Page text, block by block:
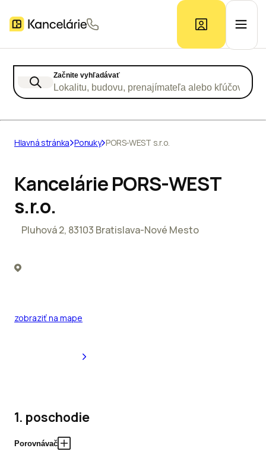
Prieskum trhu
Začnite vyhľadávať
Lokalitu, budovu, prenajímateľa alebo kľúčové
Hlavná stránka Ponuky PORS-WEST s.r.o.
Kancelárie PORS-WEST
s.r.o.
Pluhová 2, 83103 Bratislava-Nové Mesto
zobraziť na mape
1. poschodie
Porovnávač